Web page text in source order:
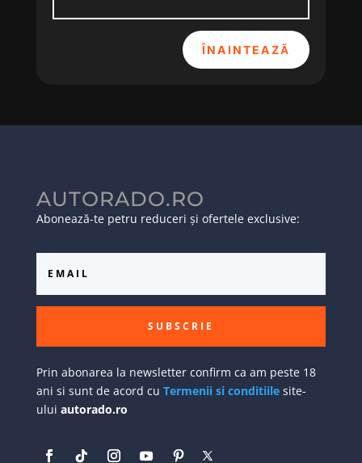
ÎNAINTEAZĂ
AUTORADO.RO
Abonează-te petru reduceri și ofertele exclusive:
SUBSCRIE
Prin abonarea la newsletter confirm ca am peste 18
ani si sunt de acord cu Termenii si conditiilesite-
ului autorado.ro